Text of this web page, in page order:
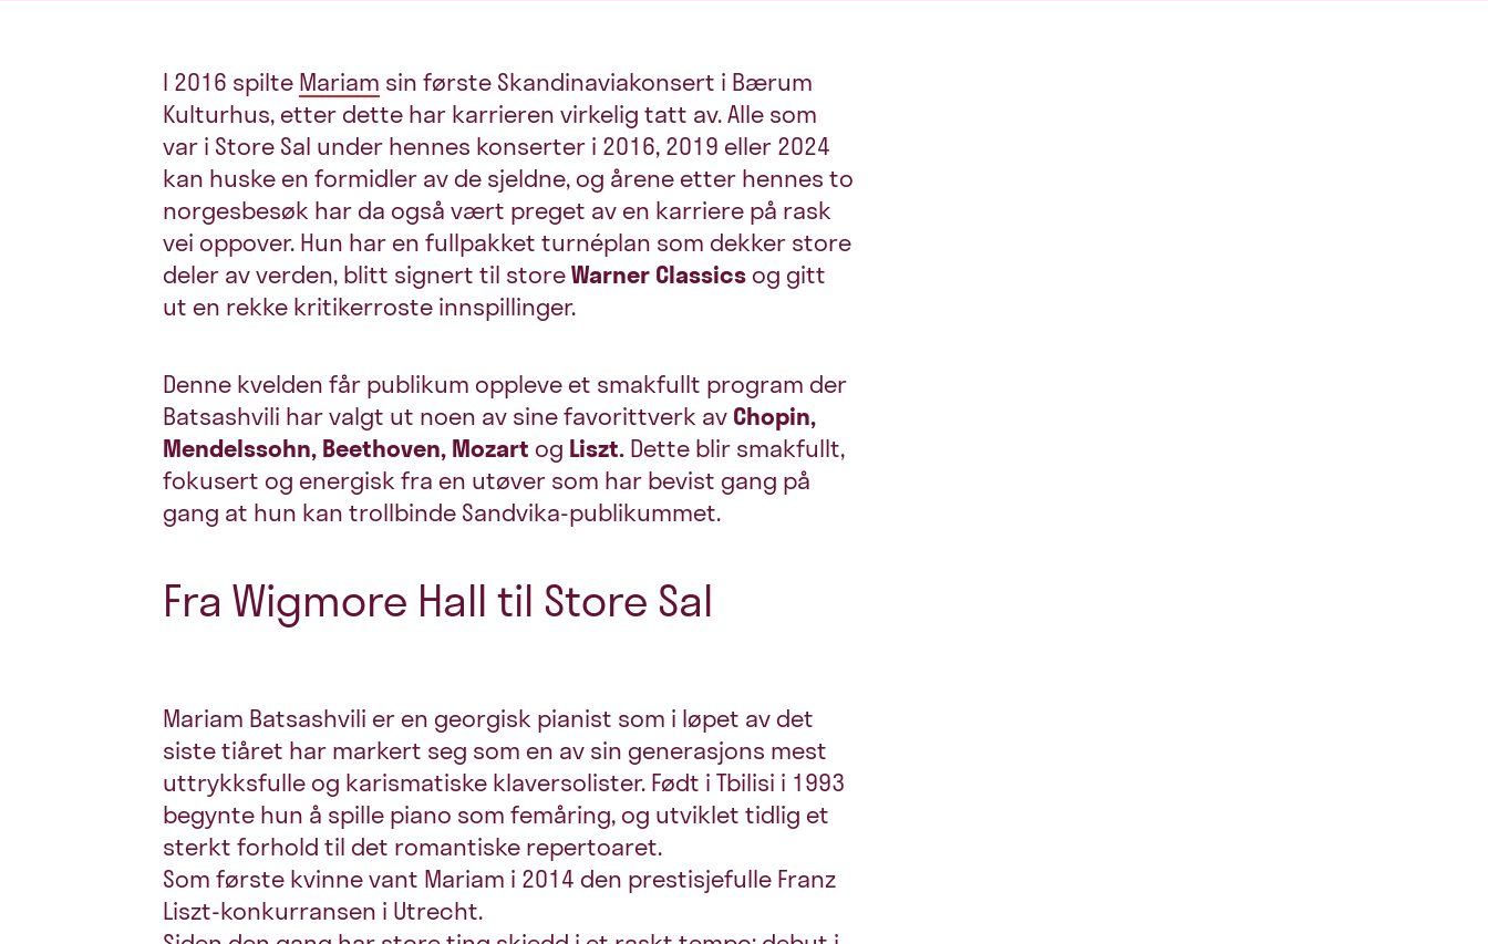
I 2016 spilte Mariam sin første Skandinaviakonsert i Bærum
Kulturhus, etter dette har karrieren virkelig tatt av. Alle som
var i Store Sal under hennes konserter i 2016, 2019 eller 2024
kan huske en formidler av de sjeldne, og årene etter hennes to
norgesbesøk har da også vært preget av en karriere på rask
vei oppover. Hun har en fullpakket turnéplan som dekker store
deler av verden, blitt signert til storeWarner Classicsog gitt
ut en rekke kritikerroste innspillinger.
Denne kvelden får publikum oppleve et smakfullt program der
Batsashvili har valgt ut noen av sine favorittverk av Chopin,
Mendelssohn, Beethoven, Mozart og Liszt. Dette blir smakfullt,
fokusert og energisk fra en utøver som har bevist gang på
gang at hun kan trollbinde Sandvika-publikummet.
Fra Wigmore Hall til Store Sal
Mariam Batsashvili er en georgisk pianist som i løpet av det
siste tiåret har markert seg som en av sin generasjons mest
uttrykksfulle og karismatiske klaversolister. Født i Tbilisi i 1993
begynte hun å spille piano som femåring, og utviklet tidlig et
sterkt forhold til det romantiske repertoaret.
Som første kvinne vant Mariam i 2014 den prestisjefulle Franz
Liszt-konkurransen i Utrecht.